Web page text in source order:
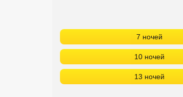
7 ночей
10 ночей
13 ночей
Сетевые отели Сейшел
Сетевые отели Маврикия